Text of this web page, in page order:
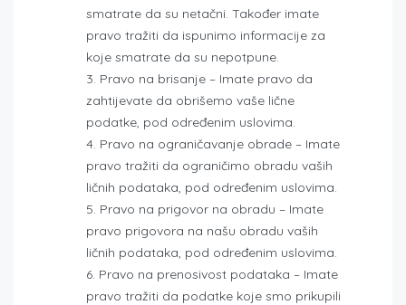
smatrate da su netačni. Također imate
pravo tražiti da ispunimo informacije za
koje smatrate da su nepotpune.
Pravo na brisanje – Imate pravo da
zahtijevate da obrišemo vaše lične
podatke, pod određenim uslovima.
Pravo na ograničavanje obrade – Imate
pravo tražiti da ograničimo obradu vaših
ličnih podataka, pod određenim uslovima.
Pravo na prigovor na obradu – Imate
pravo prigovora na našu obradu vaših
ličnih podataka, pod određenim uslovima.
Pravo na prenosivost podataka – Imate
pravo tražiti da podatke koje smo prikupili